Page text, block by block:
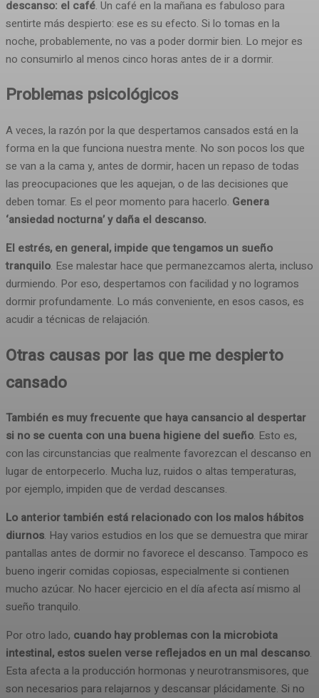
descanso: el café. Un café en la mañana es fabuloso para
sentirte más despierto: ese es su efecto. Si lo tomas en la
noche, probablemente, no vas a poder dormir bien. Lo mejor es
no consumirlo al menos cinco horas antes de ir a dormir.
Problemas psicológicos
A veces, la razón por la que despertamos cansados está en la
forma en la que funciona nuestra mente. No son pocos los que
se van a la cama y, antes de dormir, hacen un repaso de todas
las preocupaciones que les aquejan, o de las decisiones que
deben tomar. Es el peor momento para hacerlo. Genera
‘ansiedad nocturna’ y daña el descanso.
El estrés, en general, impide que tengamos un sueño
tranquilo. Ese malestar hace que permanezcamos alerta, incluso
durmiendo. Por eso, despertamos con facilidad y no logramos
dormir profundamente. Lo más conveniente, en esos casos, es
acudir a técnicas de relajación.
Otras causas por las que me despierto
cansado
También es muy frecuente que haya cansancio al despertar
si no se cuenta con una buena higiene del sueño. Esto es,
con las circunstancias que realmente favorezcan el descanso en
lugar de entorpecerlo. Mucha luz, ruidos o altas temperaturas,
por ejemplo, impiden que de verdad descanses.
Lo anterior también está relacionado con los malos hábitos
diurnos. Hay varios estudios en los que se demuestra que mirar
pantallas antes de dormir no favorece el descanso. Tampoco es
bueno ingerir comidas copiosas, especialmente si contienen
mucho azúcar. No hacer ejercicio en el día afecta así mismo al
sueño tranquilo.
Por otro lado, cuando hay problemas con la microbiota
intestinal, estos suelen verse reflejados en un mal descanso.
Esta afecta a la producción hormonas y neurotransmisores, que
son necesarios para relajarnos y descansar plácidamente. Si no